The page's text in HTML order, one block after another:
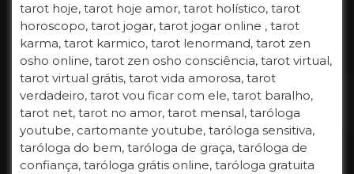
tarot hoje, tarot hoje amor, tarot holístico, tarot
horoscopo, tarot jogar, tarot jogar online , tarot
karma, tarot karmico, tarot lenormand, tarot zen
osho online, tarot zen osho consciência, tarot virtual,
tarot virtual grátis, tarot vida amorosa, tarot
verdadeiro, tarot vou ficar com ele, tarot baralho,
tarot net, tarot no amor, tarot mensal, taróloga
youtube, cartomante youtube, taróloga sensitiva,
taróloga do bem, taróloga de graça, taróloga de
confiança, taróloga grátis online, taróloga gratuita